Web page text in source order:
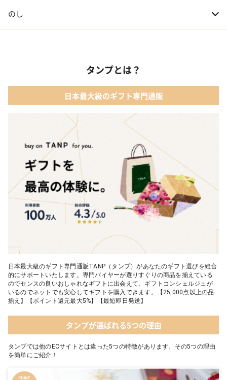
のし
タンプとは？
日本最大級のギフト専門通販
日本最大級のギフト専門通販TANP（タンプ）があなたのギフト選びを総合
的にサポートいたします。専門バイヤーが選りすぐりの商品を揃えている
のでセンスの良いおしゃれなギフトに出会えて、ギフトコンシェルジュが
いるのでネットでも安心してギフトを購入できます。【25,000点以上の品
揃え】【ポイント還元最大5%】【最短即日発送】
タンプが選ばれる5つの理由
タンプでは他のECサイトとは違った5つの特徴があります。その5つの理由
を簡単にご紹介！